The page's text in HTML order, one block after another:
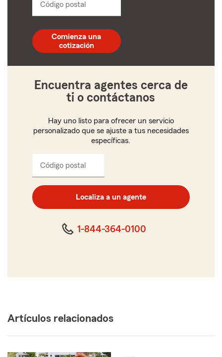
Código postal
postal
de
5
Comienza una
cotización
Encuentra agentes cerca de
ti o contáctanos
Hay uno listo para ofrecer un servicio
personalizado que se ajuste a tus necesidades
específicas.
Código postal
código
postal
de
cinco
Localiza a un agente
1-844-364-0100
Artículos relacionados